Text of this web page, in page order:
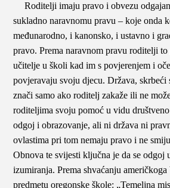
Roditelji imaju pravo i obvezu
sukladno naravnomu pravu – koje onda
međunarodno, i kanonsko, i ustavno i
pravo. Prema naravnom pravu roditelji to
učitelje u školi kad im s povjerenjem i
povjeravaju svoju djecu. Država, skrbeći
znači samo ako roditelj zakaže ili ne
roditeljima svoju pomoć u vidu
odgoj i obrazovanje, ali ni država ni
ovlastima pri tom nemaju pravo i ne
Obnova te svijesti ključna je da se odgoj
izumiranja. Prema shvaćanju
predmetu oregonske škole: „Temeljna